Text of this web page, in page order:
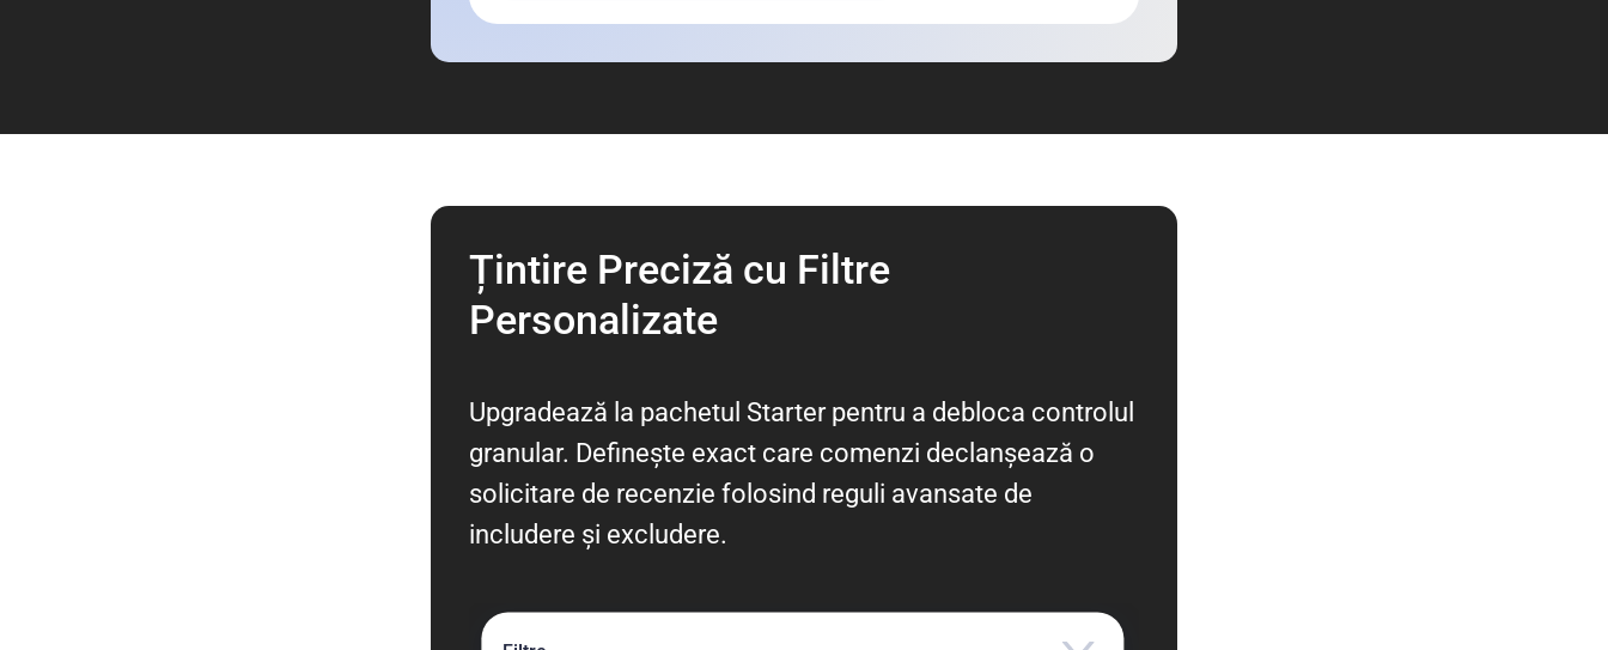
Țintire Preciză cu Filtre
Personalizate
Upgradează la pachetul Starter pentru a debloca controlul
granular. Definește exact care comenzi declanșează o
solicitare de recenzie folosind reguli avansate de
includere și excludere.